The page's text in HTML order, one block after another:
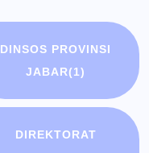
DINSOS PROVINSI
JABAR(1)
DIREKTORAT